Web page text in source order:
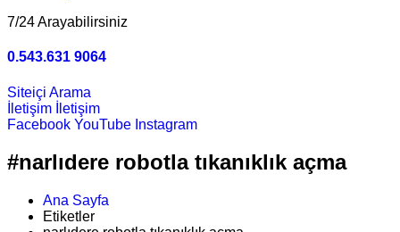
7/24 Arayabilirsiniz
0.543.631 9064
Siteiçi Arama
İletişim
İletişim
Facebook YouTube Instagram
#narlıdere robotla tıkanıklık açma
Ana Sayfa
Etiketler